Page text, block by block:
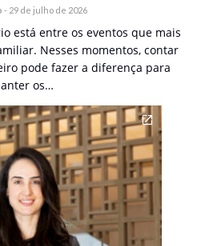
- 29 de julho de 2026
está entre os eventos que mais
Nesses momentos, contar
pode fazer a diferença para
os…